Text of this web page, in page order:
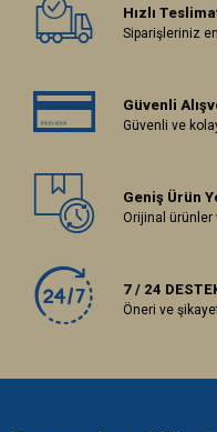
Hızlı
Siparişleriniz
Güvenli
Güvenli ve
Geniş Ürün
Orijinal
7 / 24
Öneri ve